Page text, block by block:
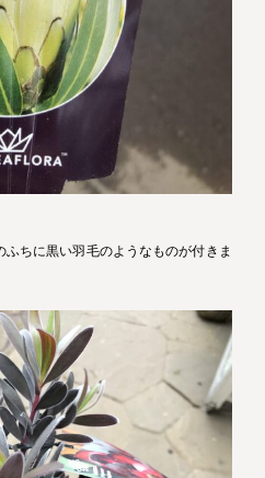
ちに黒い羽毛のようなものが付きま